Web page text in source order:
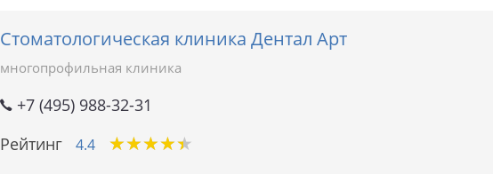
Стоматологическая клиника Дентал Арт
многопрофильная клиника
+7 (495) 988-32-31
Рейтинг
4.4 ★★★★★
★★★★★